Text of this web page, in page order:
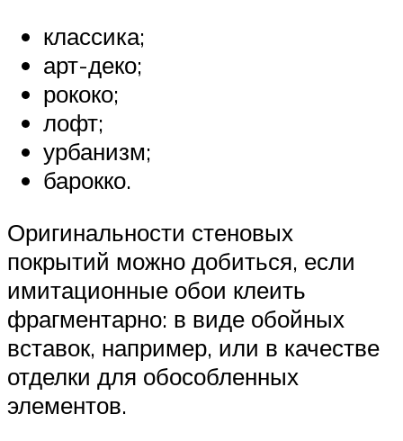
классика;
арт-деко;
рококо;
лофт;
урбанизм;
барокко.
Оригинальности стеновых
покрытий можно добиться, если
имитационные обои клеить
фрагментарно: в виде обойных
вставок, например, или в качестве
отделки для обособленных
элементов.